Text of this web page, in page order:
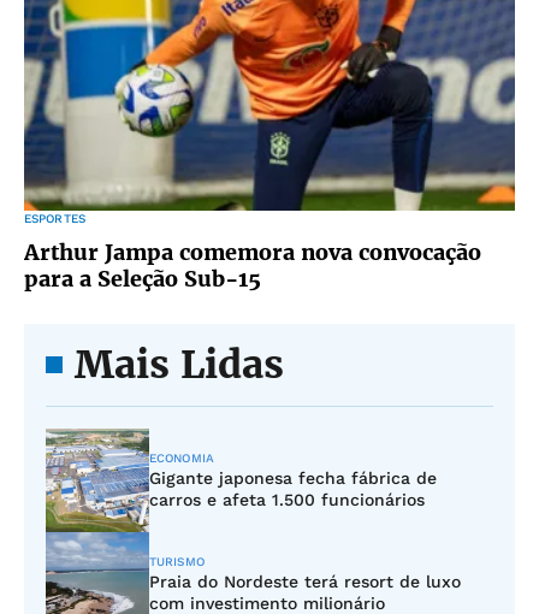
ESPORTES
Arthur Jampa comemora nova convocação
para a Seleção Sub-15
Mais Lidas
ECONOMIA
Gigante japonesa fecha fábrica de
carros e afeta 1.500 funcionários
TURISMO
Praia do Nordeste terá resort de luxo
com investimento milionário